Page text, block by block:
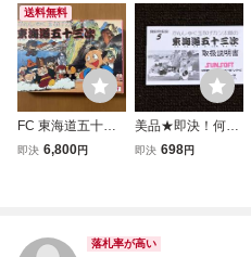
送料無料
FC 東海道五十三
次 箱説付き フ
即決 6,800円
美品★即決！何点
落札しても送料18
即決 698円
落札率が高い